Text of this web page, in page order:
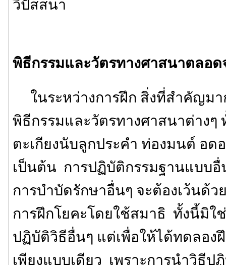
วิปัสสนา
พิธีกรรมและวัตรทางศาสนาตลอ
ในระหว่างการฝึก สิ่งที่สำคัญมา
พิธีกรรมและวัตรทางศาสนาต่างๆ
ตะเกียงนับลูกประคำ ท่องมนต์ อด
เป็นต้น การปฏิบัติกรรมฐานแบบอื่
การบำบัดรักษาอื่นๆ จะต้องเว้นด้ว
การฝึกโยคะโดยใช้สมาธิ ทั้งนี้มิใ
ปฏิบัติวิธีอื่นๆ แต่เพื่อให้ได้ทดลอง
เพียงแบบเดียว เพราะการนำวิธี